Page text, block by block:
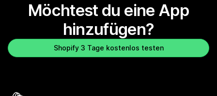
Möchtest du eine App
hinzufügen?
Shopify 3 Tage kostenlos testen